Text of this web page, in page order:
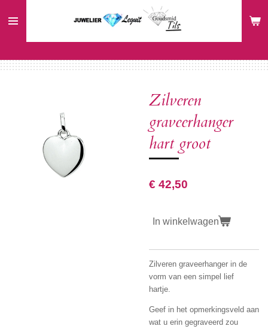
direct
hoofdinhoud
Zilveren
graveerhanger
hart groot
€ 42,50
In winkelwagen
Zilveren graveerhanger in de
vorm van een simpel lief
hartje.
Geef in het opmerkingsveld aan
wat u erin gegraveerd zou